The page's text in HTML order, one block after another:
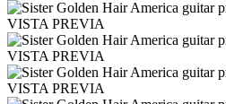
VISTA PREVIA
VISTA PREVIA
VISTA PREVIA